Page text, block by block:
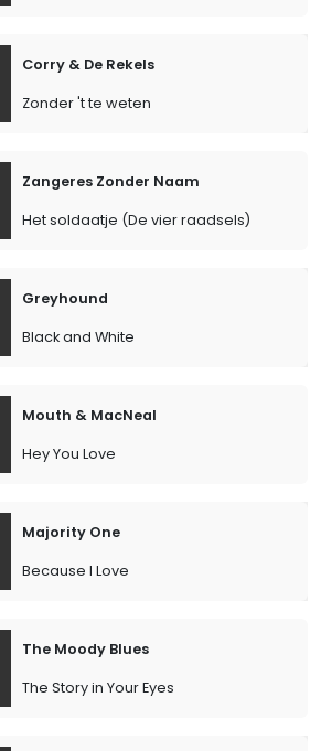
Corry & De Rekels
Zonder 't te weten
Zangeres Zonder Naam
Het soldaatje (De vier raadsels)
Greyhound
Black and White
Mouth & MacNeal
Hey You Love
Majority One
Because I Love
The Moody Blues
The Story in Your Eyes